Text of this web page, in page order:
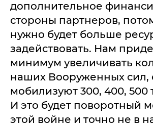
дополнительное
стороны партнеров,
нужно будет больше
задействовать. Нам
минимум увеличивать
наших Вооруженных сил,
мобилизуют 300, 400, 500
И это будет поворотный
этой войне и точно не в